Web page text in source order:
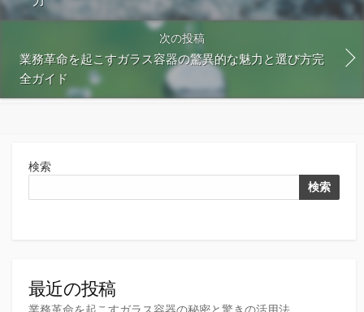
次の投稿
業務革命を起こすガラス容器の驚異的な魅力と選び方完
全ガイド
検索
検索
最近の投稿